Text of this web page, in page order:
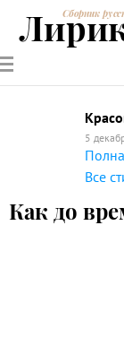
РУССКИЕ
ПОЭТЫ
Сборник
5
Все
Как до